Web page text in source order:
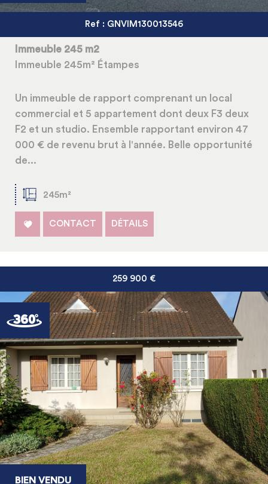
Ref : GNVIM130013546
Immeuble 245 m2
Immeuble 245m² Étampes
Un immeuble de rapport comprenant un local
commercial et 5 appartement dont deux F3 deux
F2 et un studio. Ensemble rapportant environ 47
000 € de revenu brut à l'année. Belle opportunité
de...
245m²
CONTACT DÉTAILS
BIEN VENDU
259 900 €